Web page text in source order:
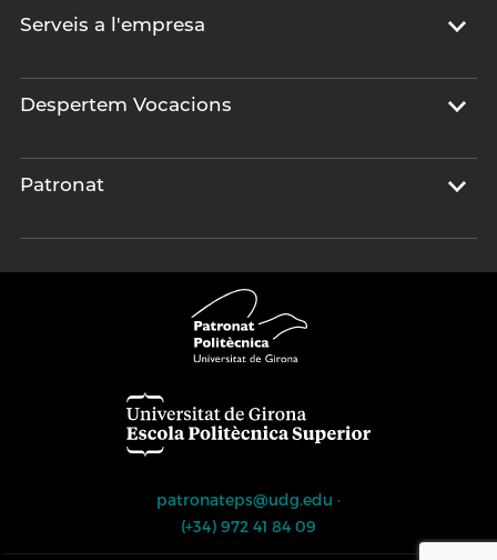
Serveis a l'empresa
Despertem Vocacions
Patronat
patronateps@udg.edu ·
(+34) 972 41 84 09